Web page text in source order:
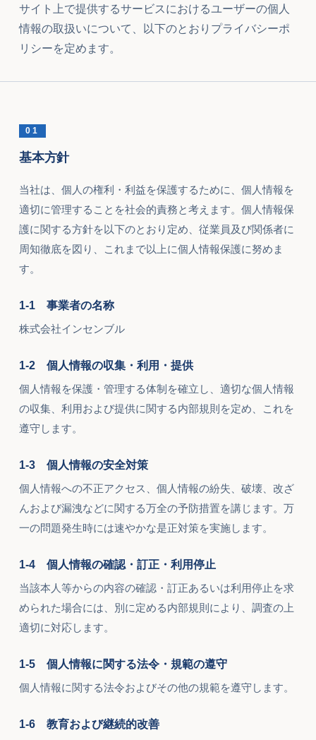
サイト上で提供するサービスにおけるユーザーの個人
情報の取扱いについて、以下のとおりプライバシーポ
リシーを定めます。
01
基本方針
当社は、個人の権利・利益を保護するために、個人情報を
適切に管理することを社会的責務と考えます。個人情報保
護に関する方針を以下のとおり定め、従業員及び関係者に
周知徹底を図り、これまで以上に個人情報保護に努めま
す。
1-1 事業者の名称
株式会社インセンブル
1-2 個人情報の収集・利用・提供
個人情報を保護・管理する体制を確立し、適切な個人情報
の収集、利用および提供に関する内部規則を定め、これを
遵守します。
1-3 個人情報の安全対策
個人情報への不正アクセス、個人情報の紛失、破壊、改ざ
んおよび漏洩などに関する万全の予防措置を講じます。万
一の問題発生時には速やかな是正対策を実施します。
1-4 個人情報の確認・訂正・利用停止
当該本人等からの内容の確認・訂正あるいは利用停止を求
められた場合には、別に定める内部規則により、調査の上
適切に対応します。
1-5 個人情報に関する法令・規範の遵守
個人情報に関する法令およびその他の規範を遵守します。
1-6 教育および継続的改善